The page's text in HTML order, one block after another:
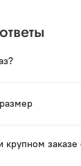
Мы
крупном